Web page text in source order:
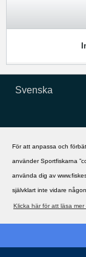
För att anpassa och
använder Sportfiskarna
använda dig av
självklart inte vidare
Klicka här för att läsa
Svenska
Copyright